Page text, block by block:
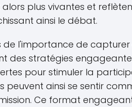
alors plus vivantes et
ainsi le débat.
de l'importance de
des stratégies
pour stimuler la
peuvent ainsi se sentir
Ce format